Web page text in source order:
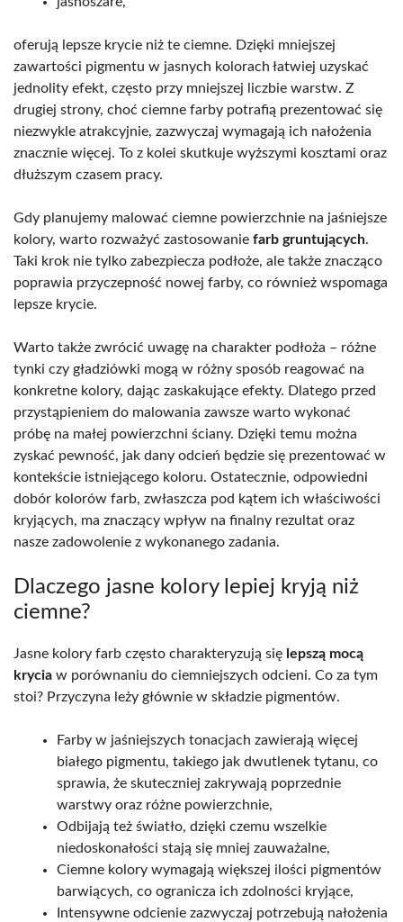
oferują lepsze krycie niż te ciemne. Dzięki mniejszej
zawartości pigmentu w jasnych kolorach łatwiej uzyskać
jednolity efekt, często przy mniejszej liczbie warstw. Z
drugiej strony, choć ciemne farby potrafią prezentować się
niezwykle atrakcyjnie, zazwyczaj wymagają ich nałożenia
znacznie więcej. To z kolei skutkuje wyższymi kosztami oraz
dłuższym czasem pracy.
Gdy planujemy malować ciemne powierzchnie na jaśniejsze
kolory, warto rozważyć zastosowanie farb gruntujących.
Taki krok nie tylko zabezpiecza podłoże, ale także znacząco
poprawia przyczepność nowej farby, co również wspomaga
lepsze krycie.
Warto także zwrócić uwagę na charakter podłoża – różne
tynki czy gładziówki mogą w różny sposób reagować na
konkretne kolory, dając zaskakujące efekty. Dlatego przed
przystąpieniem do malowania zawsze warto wykonać
próbę na małej powierzchni ściany. Dzięki temu można
zyskać pewność, jak dany odcień będzie się prezentować w
kontekście istniejącego koloru. Ostatecznie, odpowiedni
dobór kolorów farb, zwłaszcza pod kątem ich właściwości
kryjących, ma znaczący wpływ na finalny rezultat oraz
nasze zadowolenie z wykonanego zadania.
Dlaczego jasne kolory lepiej kryją niż
ciemne?
Jasne kolory farb często charakteryzują się lepszą mocą
krycia w porównaniu do ciemniejszych odcieni. Co za tym
stoi? Przyczyna leży głównie w składzie pigmentów.
Farby w jaśniejszych tonacjach zawierają więcej
białego pigmentu, takiego jak dwutlenek tytanu, co
sprawia, że skuteczniej zakrywają poprzednie
warstwy oraz różne powierzchnie,
Odbijają też światło, dzięki czemu wszelkie
niedoskonałości stają się mniej zauważalne,
Ciemne kolory wymagają większej ilości pigmentów
barwiących, co ogranicza ich zdolności kryjące,
Intensywne odcienie zazwyczaj potrzebują nałożenia